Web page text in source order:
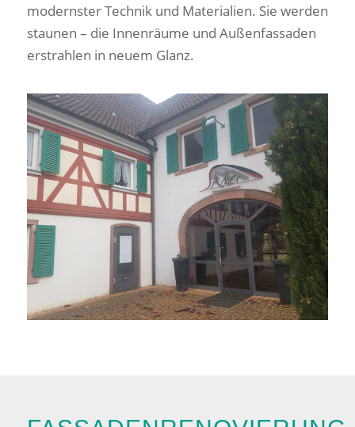
modernster Technik und Materialien. Sie werden
staunen – die Innenräume und Außenfassaden
erstrahlen in neuem Glanz.